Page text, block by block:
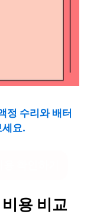
정 수리와 배터
세요.
용 비교